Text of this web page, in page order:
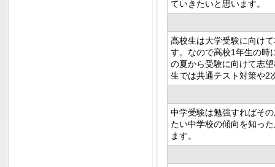
ていきたいと思います。
高校生は大学受験に向け
す。なので高校1年生の時
の夏から受験に向けて志
生では共通テスト対策や2
中学受験は勉強すればそ
たい中学校の傾向を知っ
ます。